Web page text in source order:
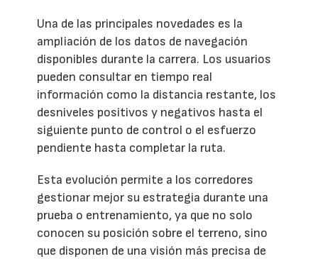
Una de las principales novedades es la
ampliación de los datos de navegación
disponibles durante la carrera. Los usuarios
pueden consultar en tiempo real
información como la distancia restante, los
desniveles positivos y negativos hasta el
siguiente punto de control o el esfuerzo
pendiente hasta completar la ruta.
Esta evolución permite a los corredores
gestionar mejor su estrategia durante una
prueba o entrenamiento, ya que no solo
conocen su posición sobre el terreno, sino
que disponen de una visión más precisa de